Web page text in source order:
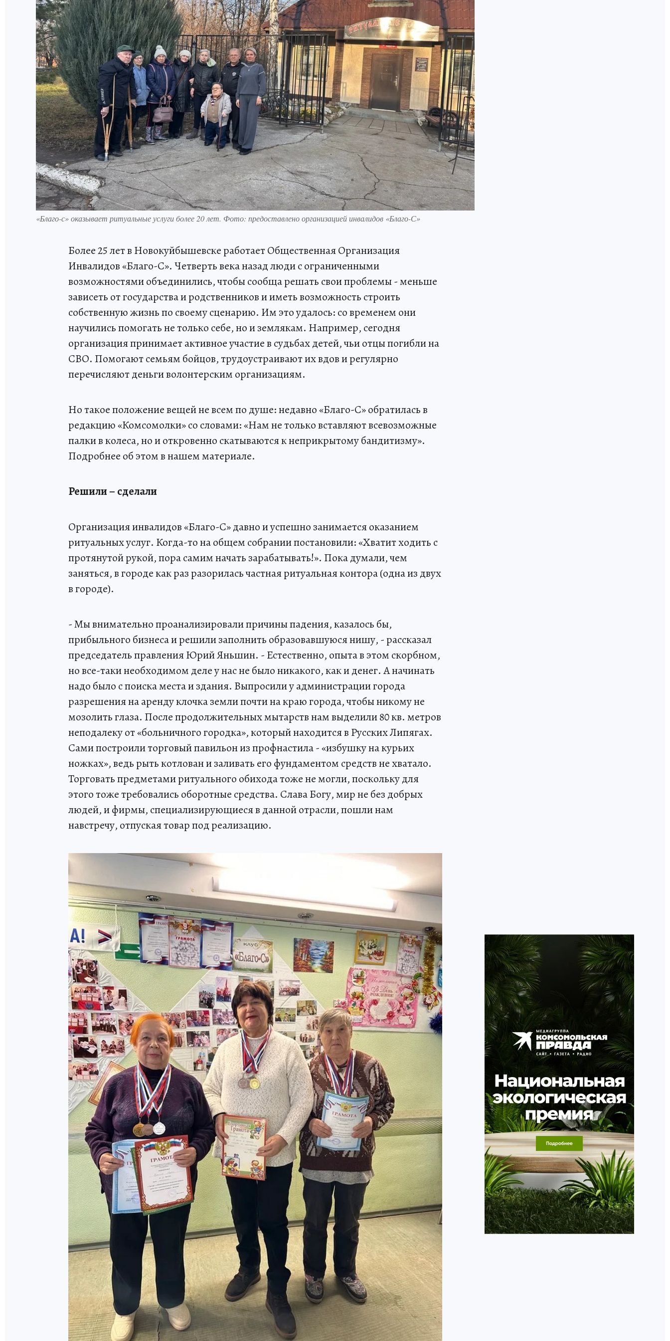
«Благо-с» оказывает ритуальные услуги более 20 лет. Фото: предоставлено организацией инвалидов «Благо-С»
Более 25 лет в Новокуйбышевске работает Общественная Организация
Инвалидов «Благо-С». Четверть века назад люди с ограниченными
возможностями объединились, чтобы сообща решать свои проблемы - меньше
зависеть от государства и родственников и иметь возможность строить
собственную жизнь по своему сценарию. Им это удалось: со временем они
научились помогать не только себе, но и землякам. Например, сегодня
организация принимает активное участие в судьбах детей, чьи отцы погибли на
СВО. Помогают семьям бойцов, трудоустраивают их вдов и регулярно
перечисляют деньги волонтерским организациям.
Но такое положение вещей не всем по душе: недавно «Благо-С» обратилась в
редакцию «Комсомолки» со словами: «Нам не только вставляют всевозможные
палки в колеса, но и откровенно скатываются к неприкрытому бандитизму».
Подробнее об этом в нашем материале.
Решили – сделали
Организация инвалидов «Благо-С» давно и успешно занимается оказанием
ритуальных услуг. Когда-то на общем собрании постановили: «Хватит ходить с
протянутой рукой, пора самим начать зарабатывать!». Пока думали, чем
заняться, в городе как раз разорилась частная ритуальная контора (одна из двух
в городе).
- Мы внимательно проанализировали причины падения, казалось бы,
прибыльного бизнеса и решили заполнить образовавшуюся нишу, - рассказал
председатель правления Юрий Яньшин. - Естественно, опыта в этом скорбном,
но все-таки необходимом деле у нас не было никакого, как и денег. А начинать
надо было с поиска места и здания. Выпросили у администрации города
разрешения на аренду клочка земли почти на краю города, чтобы никому не
мозолить глаза. После продолжительных мытарств нам выделили 80 кв. метров
неподалеку от «больничного городка», который находится в Русских Липягах.
Сами построили торговый павильон из профнастила - «избушку на курьих
ножках», ведь рыть котлован и заливать его фундаментом средств не хватало.
Торговать предметами ритуального обихода тоже не могли, поскольку для
этого тоже требовались оборотные средства. Слава Богу, мир не без добрых
людей, и фирмы, специализирующиеся в данной отрасли, пошли нам
навстречу, отпуская товар под реализацию.